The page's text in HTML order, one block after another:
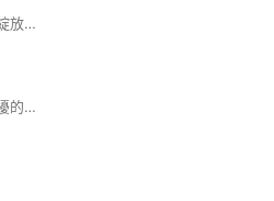
太陽的身後，月亮表露了情緒，上升綻放著才華 ; 與霍爾一起用占星，擁抱最真實的自己！ #占星 #霍爾 #星座 #太陽 #月亮 #上升
歡迎想瞭解水瓶座，或者為水瓶而困擾的朋朋們加入。 請在暱稱後方標準星座以方便辨識～ 這是一個怪但又不那麼怪的社群 和平冠軍🏆 沒有確實回答入群審核問題的一律不予通過申請 你好我好大家好 謝謝大家